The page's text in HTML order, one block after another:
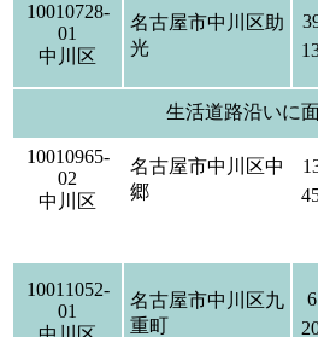
10010728-
01
中川区
名古屋市中川区助
光
生活道路沿いに
10010965-
02
中川区
名古屋市中川区中
郷
10011052-
01
名古屋市中川区九
重町